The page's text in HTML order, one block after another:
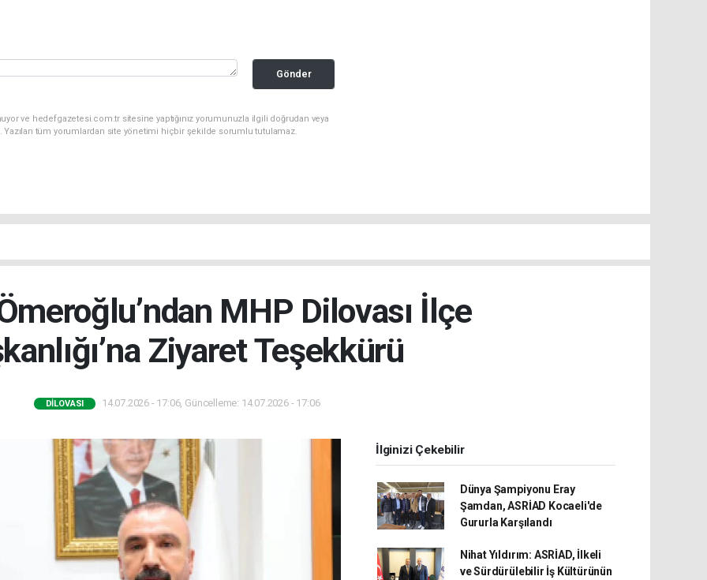
Gönder
ve hedefgazetesi.com.tr sitesine yaptığınız yorumunuzla ilgili doğrudan veya
Yazılan tüm yorumlardan site yönetimi hiçbir şekilde sorumlu tutulamaz.
MHP Dilovası İlçe
Ziyaret Teşekkürü
DILOVASI 14.07.2026 - 17:06, Güncelleme: 14.07.2026 - 17:06
İlginizi Çekebilir
Dünya Şampiyonu Eray
Şamdan, ASRİAD Kocaeli'de
Gururla Karşılandı
Nihat Yıldırım: ASRİAD, İlkeli
ve Sürdürülebilir İş Kültürünün